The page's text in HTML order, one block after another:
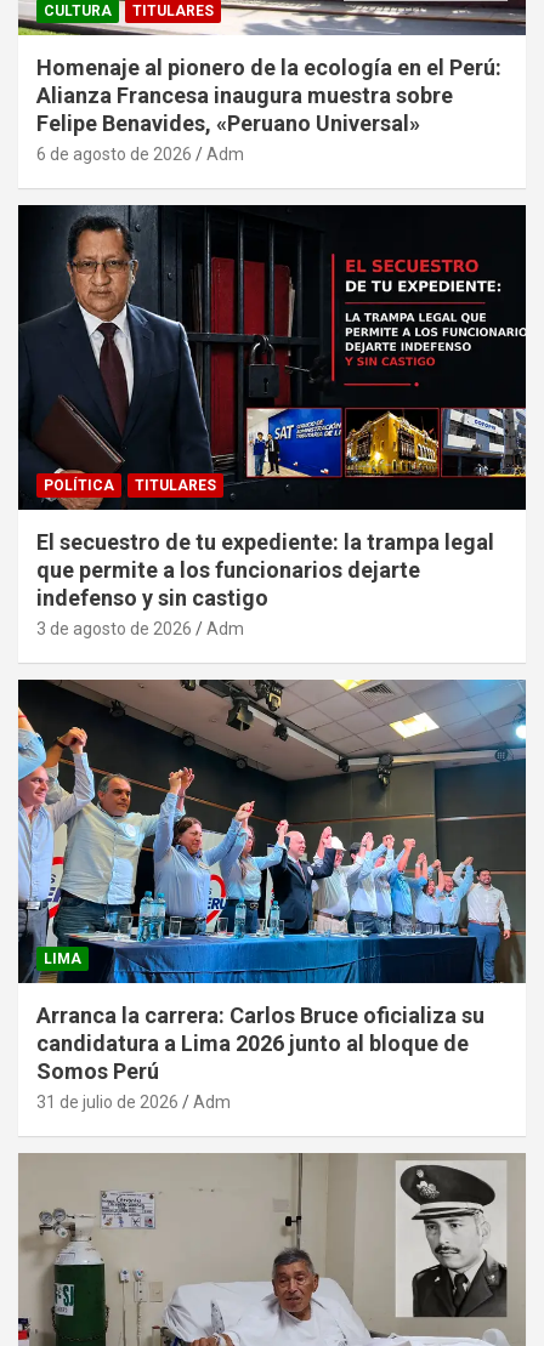
CULTURA TITULARES
Homenaje al pionero de la ecología en el Perú:
Alianza Francesa inaugura muestra sobre
Felipe Benavides, «Peruano Universal»
6 de agosto de 2026 Adm
POLÍTICA TITULARES
El secuestro de tu expediente: la trampa legal
que permite a los funcionarios dejarte
indefenso y sin castigo
3 de agosto de 2026 Adm
LIMA
Arranca la carrera: Carlos Bruce oficializa su
candidatura a Lima 2026 junto al bloque de
Somos Perú
31 de julio de 2026 Adm